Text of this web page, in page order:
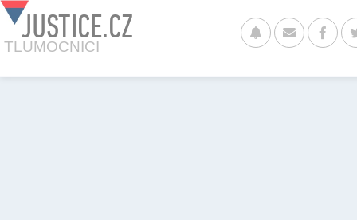
JUSTICE.CZ
TLUMOCNICI